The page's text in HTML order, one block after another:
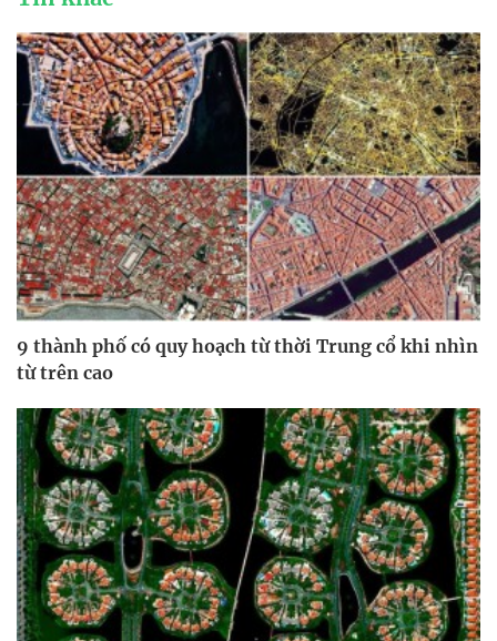
9 thành phố có quy hoạch từ thời Trung cổ khi nhìn
từ trên cao